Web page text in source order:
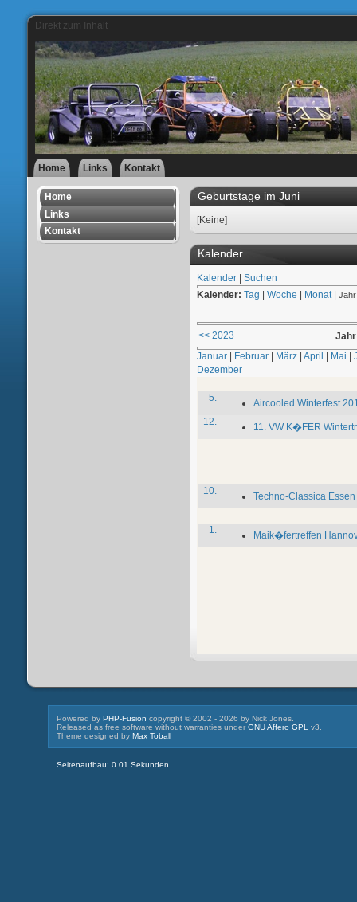
Direkt zum Inhalt
Home Links Kontakt
Home
Links
Kontakt
Geburtstage im Juni
[Keine]
Kalender
Kalender | Suchen
Kalender: Tag | Woche | Monat| Jahr
<< 2023
Januar| Februar| März| April | Mai |
Dezember
5.
Aircooled Winterfest
12.
11. VW K�FER
10. Techno-Classica Essen
1. Maik�fertreffen
Powered byPHP-Fusion copyright © 2002 - 2026 by Nick Jones.
Released as free software without warranties underGNU Affero GPL
v3.
Theme designed byMax Toball
Seitenaufbau: 0.01 Sekunden